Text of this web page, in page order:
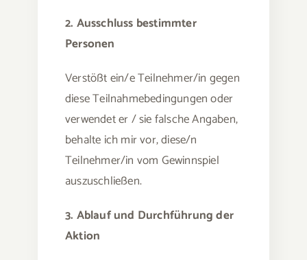
2. Ausschluss bestimmter
Personen
Verstößt ein/e Teilnehmer/in gegen
diese Teilnahmebedingungen oder
verwendet er / sie falsche Angaben,
behalte ich mir vor, diese/n
Teilnehmer/in vom Gewinnspiel
auszuschließen.
3. Ablauf und Durchführung der
Aktion